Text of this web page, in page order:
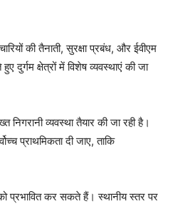
My account
की तैनाती, सुरक्षा प्रबंध, और ईवीएम
दुर्गम क्षेत्रों में विशेष व्यवस्थाएं की जा
व्यवस्था तैयार की जा रही है।
प्राथमिकता दी जाए, ताकि
प्रभावित कर सकते हैं। स्थानीय स्तर पर